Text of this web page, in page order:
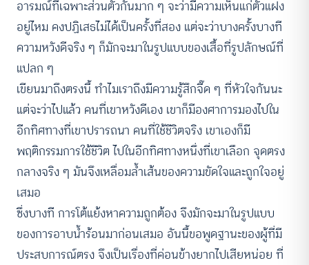
อารมณ์ที่เฉพาะส่วนตัวกันมาก ๆ จะว่ามีความเห็นแก่ตัวแฝง
อยู่ไหม คงปฏิเสธไม่ได้เป็นครั้งที่สอง แต่จะว่าบางครั้งบางที
ความหวังดีจริง ๆ ก็มักจะมาในรูปแบบของเสื้อที่รูปลักษณ์ที่
แปลก ๆ
เขียนมาถึงตรงนี้ ทำไมเราถึงมีความรู้สึกจี๊ด ๆ ที่หัวใจกันนะ
แต่จะว่าไปแล้ว คนที่เขาหวังดีเอง เขาก็มีองศาการมองไปใน
อีกทิศทางที่เขาปรารถนา คนที่ใช้ชีวิตจริง เขาเองก็มี
พฤติกรรมการใช้ชีวิต ไปในอีกทิศทางหนึ่งที่เขาเลือก จุดตรง
กลางจริง ๆ มันจึงเหลื่อมล้ำเส้นของความขัดใจและถูกใจอยู่
เสมอ
ซึ่งบางที การโต้แย้งหาความถูกต้อง จึงมักจะมาในรูปแบบ
ของการอาบน้ำร้อนมาก่อนเสมอ อันนี้ขอพูดฐานะของผู้ที่มี
ประสบการณ์ตรง จึงเป็นเรื่องที่ค่อนข้างยากไปเสียหน่อย ที่